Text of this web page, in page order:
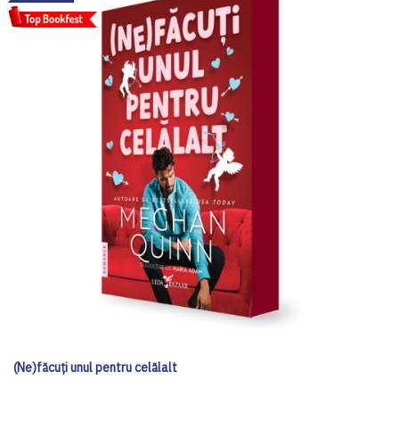
(Ne)făcuți unul pentru celălalt